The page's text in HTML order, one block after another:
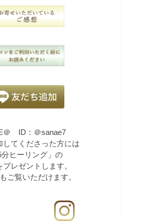
＠ ID：＠sanae7
してくださった方には
分ヒーリング」の
プレゼントします。
ご覧いただけます。